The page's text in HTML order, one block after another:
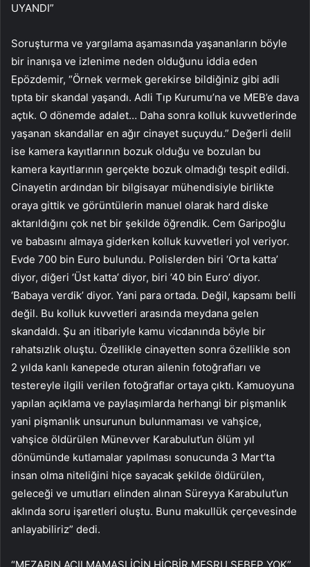
UYANDI”
Soruşturma ve yargılama aşamasında yaşananların böyle
bir inanışa ve izlenime neden olduğunu iddia eden
Epözdemir, “Örnek vermek gerekirse bildiğiniz gibi adli
tıpta bir skandal yaşandı. Adli Tıp Kurumu’na ve MEB’e dava
açtık. O dönemde adalet… Daha sonra kolluk kuvvetlerinde
yaşanan skandallar en ağır cinayet suçuydu.” Değerli delil
ise kamera kayıtlarının bozuk olduğu ve bozulan bu
kamera kayıtlarının gerçekte bozuk olmadığı tespit edildi.
Cinayetin ardından bir bilgisayar mühendisiyle birlikte
oraya gittik ve görüntülerin manuel olarak hard diske
aktarıldığını çok net bir şekilde öğrendik. Cem Garipoğlu
ve babasını almaya giderken kolluk kuvvetleri yol veriyor.
Evde 700 bin Euro bulundu. Polislerden biri ‘Orta katta’
diyor, diğeri ‘Üst katta’ diyor, biri ’40 bin Euro’ diyor.
‘Babaya verdik’ diyor. Yani para ortada. Değil, kapsamı belli
değil. Bu kolluk kuvvetleri arasında meydana gelen
skandaldı. Şu an itibariyle kamu vicdanında böyle bir
rahatsızlık oluştu. Özellikle cinayetten sonra özellikle son
2 yılda kanlı kanepede oturan ailenin fotoğrafları ve
testereyle ilgili verilen fotoğraflar ortaya çıktı. Kamuoyuna
yapılan açıklama ve paylaşımlarda herhangi bir pişmanlık
yani pişmanlık unsurunun bulunmaması ve vahşice,
vahşice öldürülen Münevver Karabulut’un ölüm yıl
dönümünde kutlamalar yapılması sonucunda 3 Mart’ta
insan olma niteliğini hiçe sayacak şekilde öldürülen,
geleceği ve umutları elinden alınan Süreyya Karabulut’un
aklında soru işaretleri oluştu. Bunu makullük çerçevesinde
anlayabiliriz” dedi.
“MEZARIN AÇILMAMASI İÇİN HİÇBİR MEŞRU SEBEP YOK”